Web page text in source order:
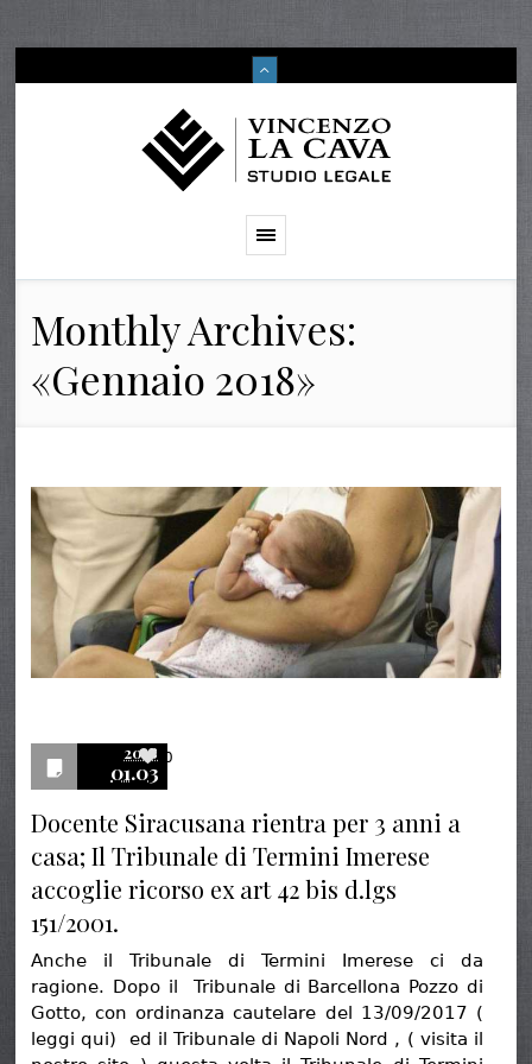
Monthly Archives:
«Gennaio 2018»
2018
01.03
0
Docente Siracusana rientra per 3 anni a
casa; Il Tribunale di Termini Imerese
accoglie ricorso ex art 42 bis d.lgs
151/2001.
Anche il Tribunale di Termini Imerese ci da
ragione. Dopo il Tribunale di Barcellona Pozzo di
Gotto, con ordinanza cautelare del 13/09/2017 (
leggi qui) ed il Tribunale di Napoli Nord , ( visita il